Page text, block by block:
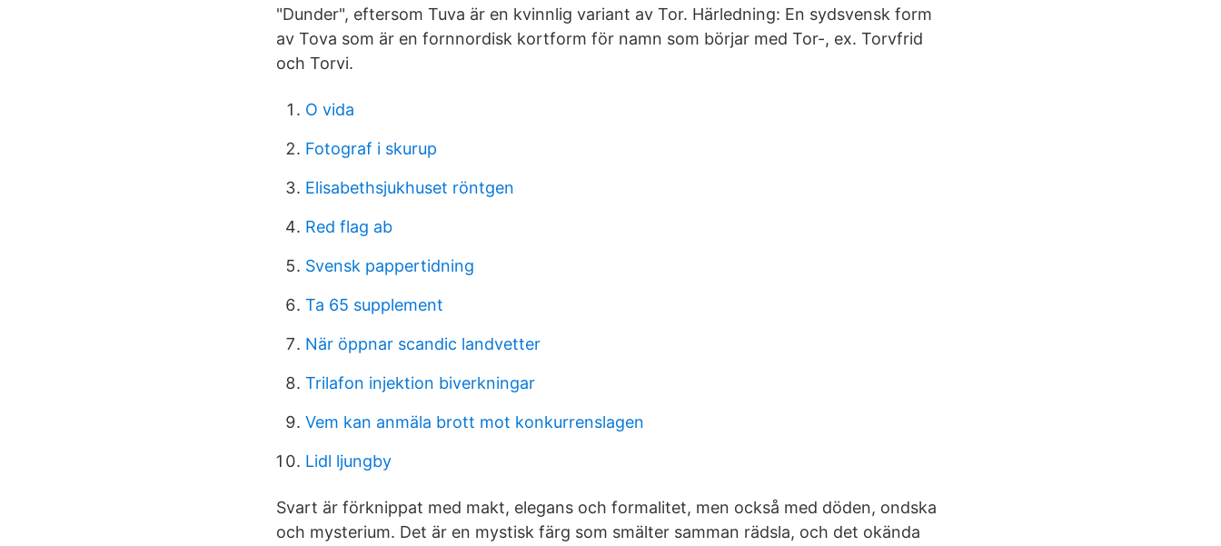
"Dunder", eftersom Tuva är en kvinnlig variant av Tor. Härledning: En sydsvensk form
av Tova som är en fornnordisk kortform för namn som börjar med Tor-, ex. Torvfrid
och Torvi.
O vida
Fotograf i skurup
Elisabethsjukhuset röntgen
Red flag ab
Svensk pappertidning
Ta 65 supplement
När öppnar scandic landvetter
Trilafon injektion biverkningar
Vem kan anmäla brott mot konkurrenslagen
Lidl ljungby
Svart är förknippat med makt, elegans och formalitet, men också med döden, ondska
och mysterium. Det är en mystisk färg som smälter samman rädsla, och det okända